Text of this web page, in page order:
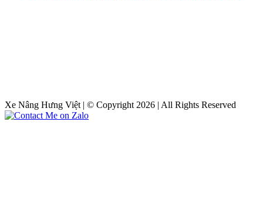
Xe Nâng Hưng Việt | © Copyright 2026 | All Rights Reserved